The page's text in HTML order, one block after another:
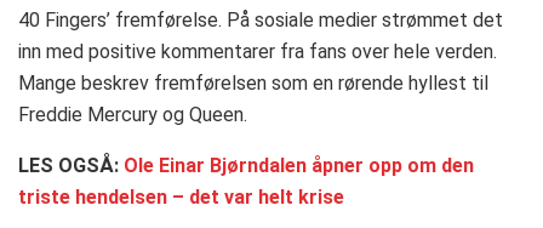
40 Fingers’ fremførelse. På sosiale medier strømmet det
inn med positive kommentarer fra fans over hele verden.
Mange beskrev fremførelsen som en rørende hyllest til
Freddie Mercury og Queen.
LES OGSÅ: Ole Einar Bjørndalen åpner opp om den
triste hendelsen – det var helt krise